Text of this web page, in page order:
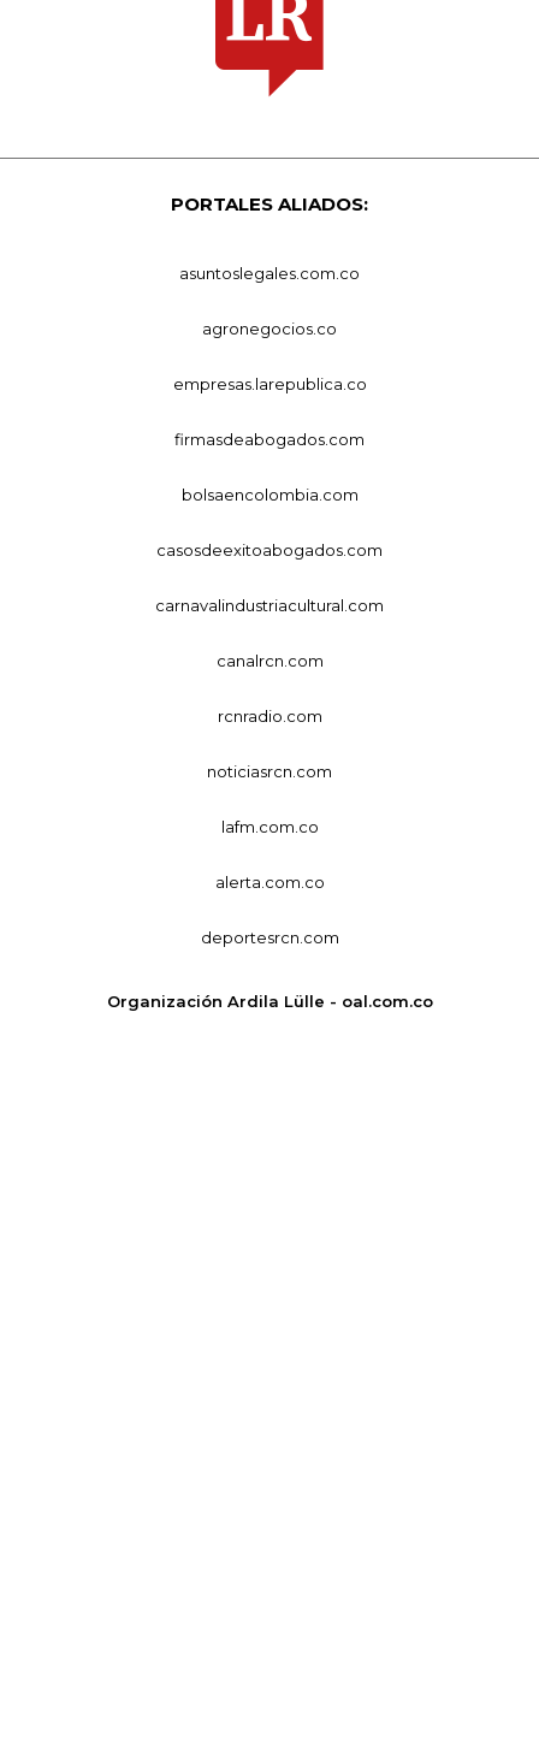
PORTALES ALIADOS:
asuntoslegales.com.co
agronegocios.co
empresas.larepublica.co
firmasdeabogados.com
bolsaencolombia.com
casosdeexitoabogados.com
carnavalindustriacultural.com
canalrcn.com
rcnradio.com
noticiasrcn.com
lafm.com.co
alerta.com.co
deportesrcn.com
Organización Ardila Lülle - oal.com.co